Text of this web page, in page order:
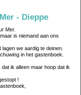
- Dieppe
Mer.
is niemand aan ons
we aardig te deinen.
in het gastenboek.
ik alleen maar hoop dat ik
!